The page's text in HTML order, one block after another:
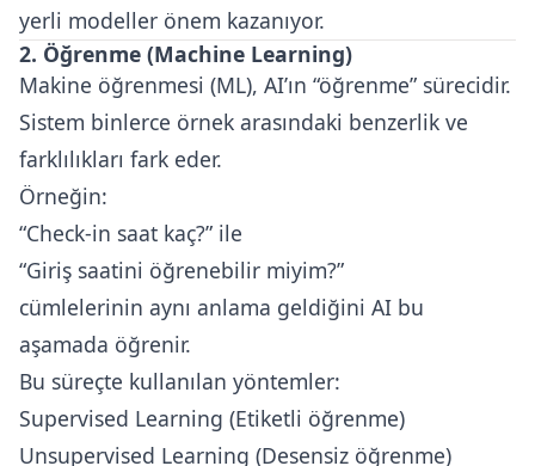
yerli modeller önem kazanıyor.
2. Öğrenme (Machine Learning)
Makine öğrenmesi (ML), AI’ın “öğrenme” sürecidir.
Sistem binlerce örnek arasındaki benzerlik ve
farklılıkları fark eder.
Örneğin:
“Check-in saat kaç?” ile
“Giriş saatini öğrenebilir miyim?”
cümlelerinin aynı anlama geldiğini AI bu
aşamada öğrenir.
Bu süreçte kullanılan yöntemler:
Supervised Learning (Etiketli öğrenme)
Unsupervised Learning (Desensiz öğrenme)